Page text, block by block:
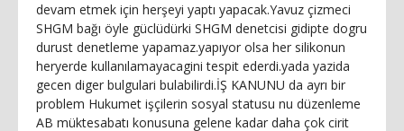
devam etmek için herşeyi yaptı yapacak.Yavuz çizmeci
SHGM bağı öyle güclüdürki SHGM denetcisi gidipte dogru
durust denetleme yapamaz.yapıyor olsa her silikonun
heryerde kullanılamayacagini tespit ederdi.yada yazida
gecen diger bulgulari bulabilirdi.İŞ KANUNU da ayrı bir
problem Hukumet işçilerin sosyal statusu nu düzenleme
AB müktesabatı konusuna gelene kadar daha çok cirit